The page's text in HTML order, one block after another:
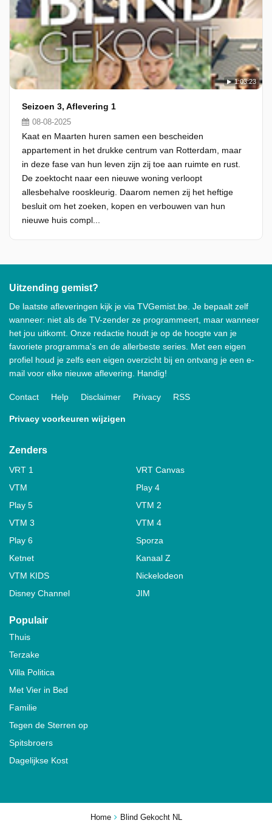
Home Blind Gekocht NL
1:03:23
Seizoen 3, Aflevering 1
08-08-2025
Kaat en Maarten huren samen een bescheiden
appartement in het drukke centrum van Rotterdam, maar
in deze fase van hun leven zijn zij toe aan ruimte en rust.
De zoektocht naar een nieuwe woning verloopt
allesbehalve rooskleurig. Daarom nemen zij het heftige
besluit om het zoeken, kopen en verbouwen van hun
nieuwe huis compl...
Uitzending gemist?
De laatste afleveringen kijk je via TVGemist.be. Je bepaalt zelf
wanneer: niet als de TV-zender ze programmeert, maar wanneer
het jou uitkomt. Onze redactie houdt je op de hoogte van je
favoriete programma's en de allerbeste series. Met een eigen
profiel houd je zelfs een eigen overzicht bij en ontvang je een e-
mail voor elke nieuwe aflevering. Handig!
Contact Help Disclaimer Privacy RSS
Privacy voorkeuren wijzigen
Zenders
VRT 1
VRT Canvas
VTM
Play 4
Play 5
VTM 2
VTM 3
VTM 4
Play 6
Sporza
Ketnet
Kanaal Z
VTM KIDS
Nickelodeon
Disney Channel
JIM
Populair
Thuis
Terzake
Villa Politica
Met Vier in Bed
Familie
Tegen de Sterren op
Spitsbroers
Dagelijkse Kost